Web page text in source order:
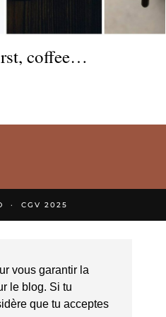
vous garantir la
le blog. Si tu
que tu acceptes
coffee…
CGV 2025